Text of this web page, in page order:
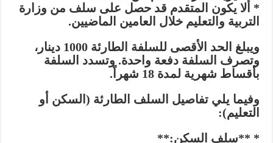
* ألا يكون المتقدم قد حصل على سلف من وزارة
التربية والتعليم خلال العامين الماضيين.
ويبلغ الحد الأقصى للسلفة الطارئة 1000 دينار،
وتصرف السلفة دفعة واحدة. وتسدد السلفة
بأقساط شهرية لمدة 18 شهراً.
وفيما يلي تفاصيل السلف الطارئة (السكن أو
التعليم):
* **سلف السكن:**